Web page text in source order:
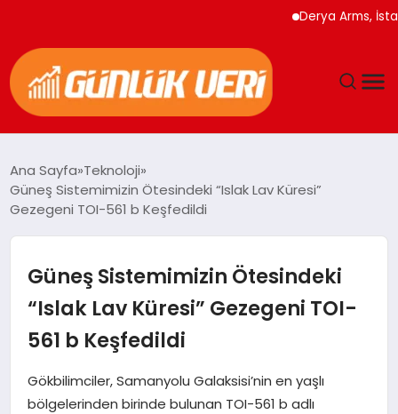
Derya Arms,
GÜNDEM
EKONOMI
GENEL
Ana Sayfa Teknoloji
Güneş Sistemimizin Ötesindeki “Islak Lav Küresi”
Gezegeni TOI-561 b Keşfedildi
Güneş Sistemimizin Ötesindeki
“Islak Lav Küresi” Gezegeni TOI-
561 b Keşfedildi
Gökbilimciler, Samanyolu Galaksisi’nin en yaşlı
bölgelerinden birinde bulunan TOI-561 b adlı